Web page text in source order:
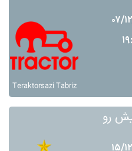
Teraktorsazi Tabriz
رو